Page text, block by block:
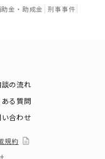
助金・助成金 刑事事件
談の流れ
る質問
合わせ
規約